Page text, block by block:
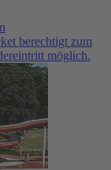
berechtigt zum
möglich.